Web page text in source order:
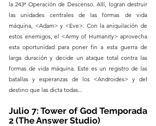
la 243ª Operación de Descenso. Allí, logran destruir
las unidades centrales de las formas de vida
máquina, <Adam> y <Eve>. Con la aniquilación de
estos enemigos, el <Army of Humanity> aprovecha
esta oportunidad para poner fin a esta guerra de
larga duración y decide un ataque total contra las
formas de vida máquina. Este es un registro de las
batallas y esperanzas de los <Androides> y del
destino que las dicta todas...
Julio 7: Tower of God Temporada
2 (The Answer Studio)